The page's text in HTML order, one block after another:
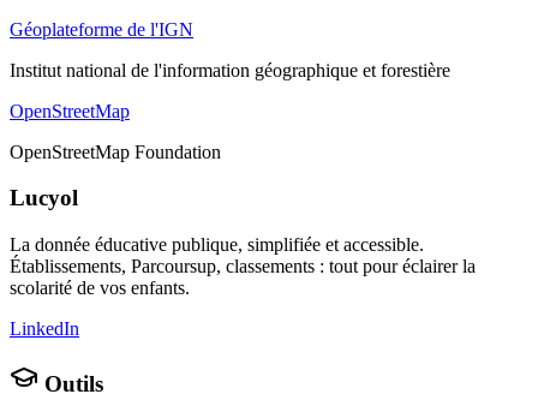
Géoplateforme de l'IGN
Institut national de l'information géographique et forestière
OpenStreetMap
OpenStreetMap Foundation
Lucyol
La donnée éducative publique, simplifiée et accessible.
Établissements, Parcoursup, classements : tout pour éclairer la
scolarité de vos enfants.
LinkedIn
Outils